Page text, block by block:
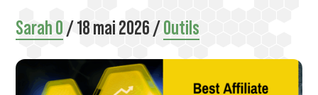
partir
de
votre
Sarah O/18 mai 2026/Outils